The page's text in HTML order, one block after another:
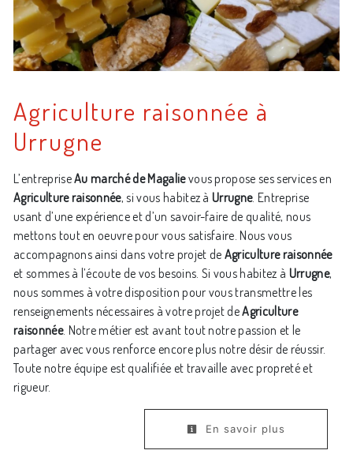
Agriculture raisonnée à
Urrugne
L’entrepriseAu marché de Magalievous propose ses services en
Agriculture raisonnée, si vous habitez àUrrugne. Entreprise
usant d’une expérience et d’un savoir-faire de qualité, nous
mettons tout en oeuvre pour vous satisfaire. Nous vous
accompagnons ainsi dans votre projet de Agriculture raisonnée
et sommes à l’écoute de vos besoins. Si vous habitez à Urrugne,
nous sommes à votre disposition pour vous transmettre les
renseignements nécessaires à votre projet deAgriculture
raisonnée. Notre métier est avant tout notre passion et le
partager avec vous renforce encore plus notre désir de réussir.
Toute notre équipe est qualifiée et travaille avec propreté et
rigueur.
En savoir plus